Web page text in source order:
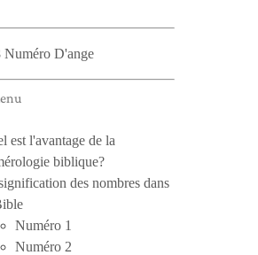
Numéro D'ange
est l'avantage de la
biblique?
des nombres dans
Numéro 1
Numéro 2